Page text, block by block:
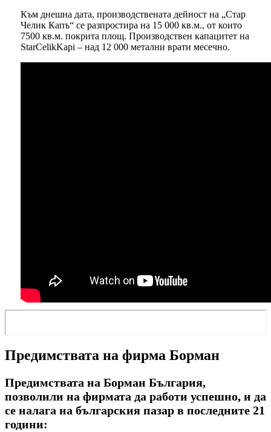
Към днешна дата, производствената дейност на „Стар
Челик Капъ“ се разпростира на 15 000 кв.м., от които
7500 кв.м. покрита площ. Производствен капацитет на
StarCelikKapi – над 12 000 метални врати месечно.
Предимствата на фирма Борман
Предимствата на Борман България,
позволили на фирмата да работи успешно, и да
се налага на българския пазар в последните 21
години: